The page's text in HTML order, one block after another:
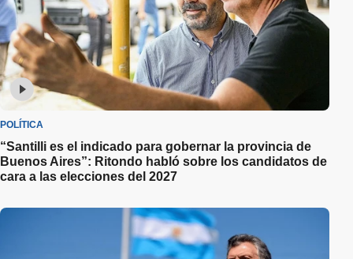
POLÍTICA
“Santilli es el indicado para gobernar la provincia de
Buenos Aires”: Ritondo habló sobre los candidatos de
cara a las elecciones del 2027